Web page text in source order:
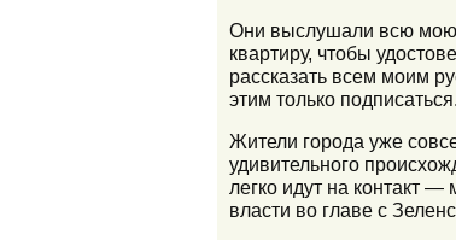
Они выслушали всю мою
квартиру, чтобы
рассказать всем моим
этим только подписаться.
Жители города уже
удивительного
легко идут на контакт —
власти во главе с